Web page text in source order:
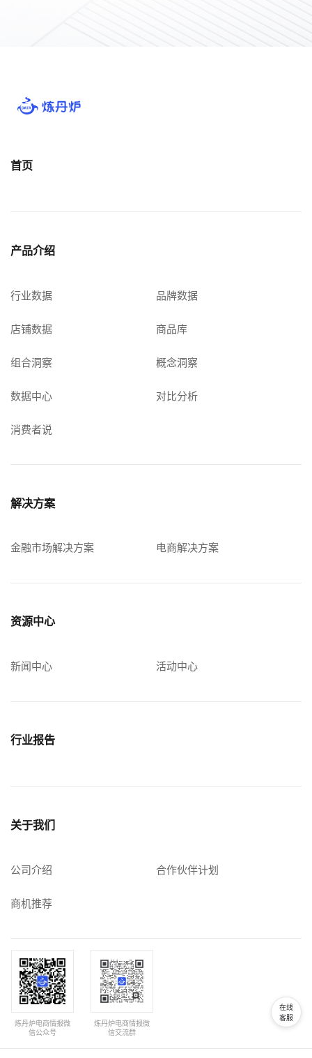
首页
产品介绍
行业数据 品牌数据
店铺数据 商品库
组合洞察 概念洞察
数据中心 对比分析
消费者说
解决方案
金融市场解决方案 电商解决方案
资源中心
新闻中心 活动中心
行业报告
关于我们
公司介绍 合作伙伴计划
商机推荐
炼丹炉电商情报微
信公众号
炼丹炉电商情报微
信交流群
在线
客服